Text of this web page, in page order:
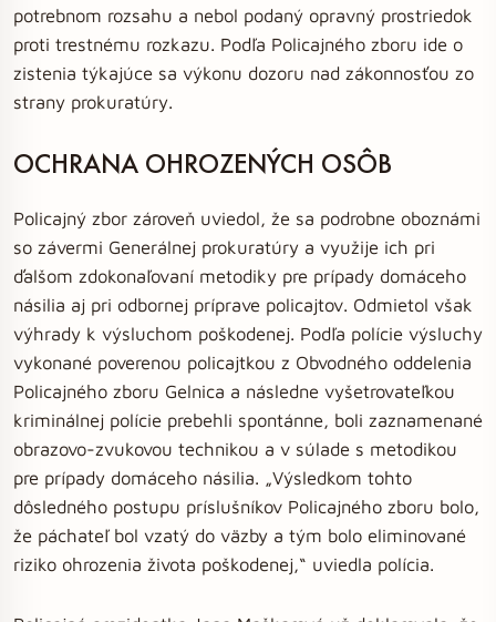
potrebnom rozsahu a nebol podaný opravný prostriedok
proti trestnému rozkazu. Podľa Policajného zboru ide o
zistenia týkajúce sa výkonu dozoru nad zákonnosťou zo
strany prokuratúry.
OCHRANA OHROZENÝCH OSÔB
Policajný zbor zároveň uviedol, že sa podrobne oboznámi
so závermi Generálnej prokuratúry a využije ich pri
ďalšom zdokonaľovaní metodiky pre prípady domáceho
násilia aj pri odbornej príprave policajtov. Odmietol však
výhrady k výsluchom poškodenej. Podľa polície výsluchy
vykonané poverenou policajtkou z Obvodného oddelenia
Policajného zboru Gelnica a následne vyšetrovateľkou
kriminálnej polície prebehli spontánne, boli zaznamenané
obrazovo-zvukovou technikou a v súlade s metodikou
pre prípady domáceho násilia. „Výsledkom tohto
dôsledného postupu príslušníkov Policajného zboru bolo,
že páchateľ bol vzatý do väzby a tým bolo eliminované
riziko ohrozenia života poškodenej,“ uviedla polícia.